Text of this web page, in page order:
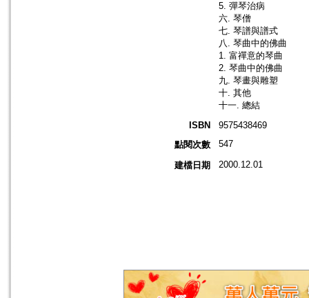
5. 彈琴治病
六. 琴僧
七. 琴譜與譜式
八. 琴曲中的佛曲
1. 富禪意的琴曲
2. 琴曲中的佛曲
九. 琴畫與雕塑
十. 其他
十一. 總結
ISBN
9575438469
點閱次數
547
建檔日期 2000.12.01